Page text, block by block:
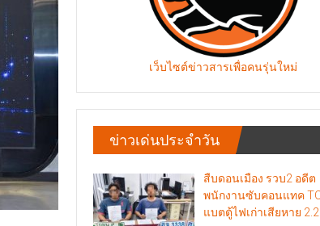
เว็บไซต์ข่าวสารเพื่อคนรุ่นใหม่
ข่าวเด่นประจำวัน
สืบดอนเมือง รวบ2 อดีต
พนักงานซับคอนแทค
แบตตู้ไฟเก่าเสียหาย